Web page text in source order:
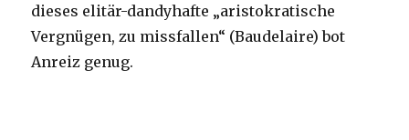
dieses elitär-dandyhafte „aristokratische
Vergnügen, zu missfallen“ (Baudelaire) bot
Anreiz genug.